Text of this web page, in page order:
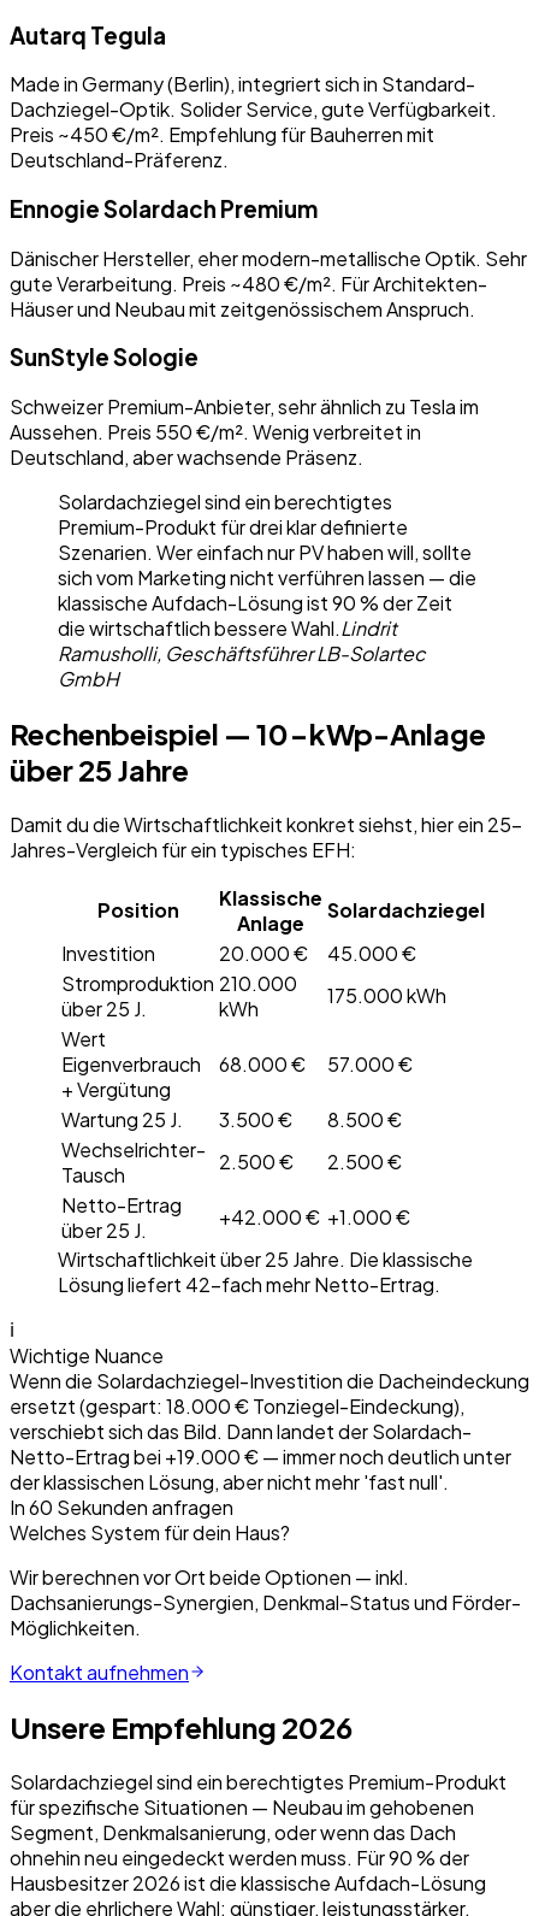
Autarq Tegula
Made in Germany (Berlin), integriert sich in Standard-
Dachziegel-Optik. Solider Service, gute Verfügbarkeit.
Preis ~450 €/m². Empfehlung für Bauherren mit
Deutschland-Präferenz.
Ennogie Solardach Premium
Dänischer Hersteller, eher modern-metallische Optik. Sehr
gute Verarbeitung. Preis ~480 €/m². Für Architekten-
Häuser und Neubau mit zeitgenössischem Anspruch.
SunStyle Sologie
Schweizer Premium-Anbieter, sehr ähnlich zu Tesla im
Aussehen. Preis 550 €/m². Wenig verbreitet in
Deutschland, aber wachsende Präsenz.
Solardachziegel sind ein berechtigtes
Premium-Produkt für drei klar definierte
Szenarien. Wer einfach nur PV haben will, sollte
sich vom Marketing nicht verführen lassen — die
klassische Aufdach-Lösung ist 90 % der Zeit
die wirtschaftlich bessere Wahl.Lindrit
Ramusholli, Geschäftsführer LB-Solartec
GmbH
Rechenbeispiel — 10-kWp-Anlage
über 25 Jahre
Damit du die Wirtschaftlichkeit konkret siehst, hier ein 25-
Jahres-Vergleich für ein typisches EFH:
Position
Klassische
Anlage
Solardachziegel
Investition
20.000 €
45.000 €
Stromproduktion
über 25 J.
210.000
kWh
175.000 kWh
Wert
Eigenverbrauch
+ Vergütung
68.000 € 57.000 €
Wartung 25 J. 3.500 €
8.500 €
Wechselrichter-
Tausch
2.500 €
2.500 €
Netto-Ertrag
über 25 J.
+42.000 € +1.000 €
Wirtschaftlichkeit über 25 Jahre. Die klassische
Lösung liefert 42-fach mehr Netto-Ertrag.
ℹ
Wichtige Nuance
Wenn die Solardachziegel-Investition die Dacheindeckung
ersetzt (gespart: 18.000 € Tonziegel-Eindeckung),
verschiebt sich das Bild. Dann landet der Solardach-
Netto-Ertrag bei +19.000 € — immer noch deutlich unter
der klassischen Lösung, aber nicht mehr 'fast null'.
In 60 Sekunden anfragen
Welches System für dein Haus?
Wir berechnen vor Ort beide Optionen — inkl.
Dachsanierungs-Synergien, Denkmal-Status und Förder-
Möglichkeiten.
Kontakt aufnehmen
Unsere Empfehlung 2026
Solardachziegel sind ein berechtigtes Premium-Produkt
für spezifische Situationen — Neubau im gehobenen
Segment, Denkmalsanierung, oder wenn das Dach
ohnehin neu eingedeckt werden muss. Für 90 % der
Hausbesitzer 2026 ist die klassische Aufdach-Lösung
aber die ehrlichere Wahl: günstiger, leistungsstärker,